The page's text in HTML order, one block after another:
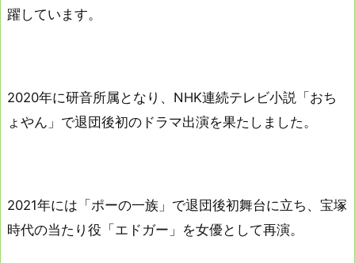
躍しています。
2020年に研音所属となり、NHK連続テレビ小説「おち
ょやん」で退団後初のドラマ出演を果たしました。
2021年には「ポーの一族」で退団後初舞台に立ち、宝塚
時代の当たり役「エドガー」を女優として再演。